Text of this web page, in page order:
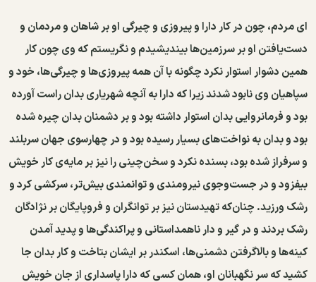
ای مردم، چون در کار دارا و پیروزی و چیرگی او بر شاهان و مردمان و
دست‌یافتن او بر سرزمین‌ها بیندیشیدم و نگریستم که وی چون کار
همین دشوار استوار نکرد چگونه با آن همه پیروزی‌ها و چیرگی‌ها، خود و
سپاهیان وی نابود شدند زیرا که دارا به آنچه شهریاری بدان راست آورده
بود و فرمانروایی بدان استوار داشته بود و بر دشمنان بدان چیره شده
بود و بدان به نواخت‌های بسیار رسیده بود و در چهارسوی جهان سربلند
و سرفراز شده بود، بسنده نکرد و سخن‌چینی را نیز بر مایه‌ی کار خویش
بیفزود و در جست‌وجوی نیرومندی و توانمندی بیش‌تر، سرکشی کرد و
رشک ورزید. چنان‌که تهیدستان نیز بر توانگران و فروپایگان بر نژادگان
رشک بردند و در گیر و دار ناهمداستانی و پراکندگی‌ها و پدید آمدن
کینه‌ها و بالاگرفتن دشمنی‌ها، اسکندر بر ایشان بتاخت و کار بدان جا
کشید که سر نگهبانان او، همان کسی که دارا پاسداری از جان خویش